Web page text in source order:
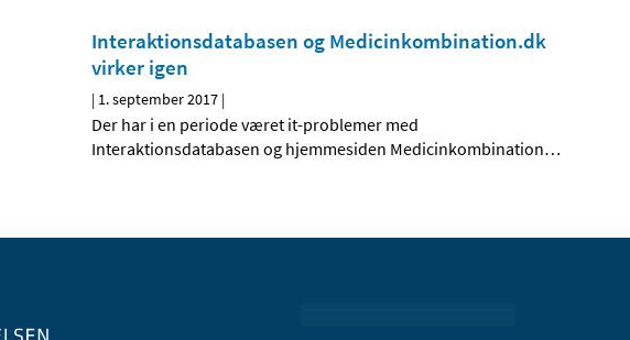
Interaktionsdatabasen og Medicinkombination.dk
virker igen
| 1. september 2017 |
Der har i en periode været it-problemer med
Interaktionsdatabasen og hjemmesiden Medicinkombination…